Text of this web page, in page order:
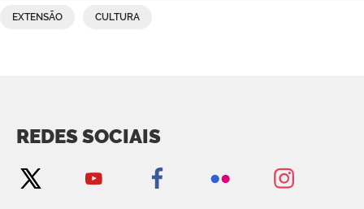
EXTENSÃO CULTURA
REDES SOCIAIS